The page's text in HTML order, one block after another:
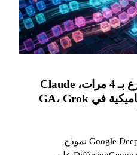
DiffusionGemma أسرع بـ 4 مرات، Claude
Code workflows الديناميكية في GA، Grok
10 يونيو 2026: تطلق Google DeepMind نموذج